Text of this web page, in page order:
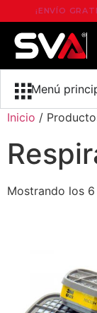
¡ENVÍO
Menú
Inicio /
Mostrando los